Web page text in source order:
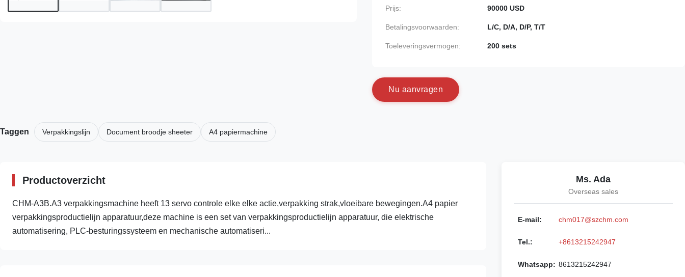
Prijs: 90000 USD
Betalingsvoorwaarden: L/C, D/A, D/P, T/T
Toeleveringsvermogen: 200 sets
N u aanvragen
Taggen Verpakkingslijn Document broodje sheeter A4 papiermachine
Productoverzicht
CHM-A3B.A3 verpakkingsmachine heeft 13 servo controle elke elke actie,verpakking strak,vloeibare bewegingen.A4 papier
verpakkingsproductielijn apparatuur,deze machine is een set van verpakkingsproductielijn apparatuur, die elektrische
automatisering, PLC-besturingssysteem en mechanische automatiseri...
Ms. Ada
Overseas sales
E-mail: chm017@szchm.com
Tel.: +8613215242947
Whatsapp: 8613215242947